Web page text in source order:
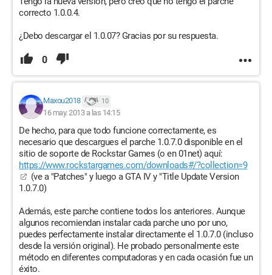
correcto 1.0.0.4.
¿Debo descargar el 1.0.07? Gracias por su respuesta.
0
Maxou2018 10
16 may. 2013 a las 14:15
De hecho, para que todo funcione correctamente, es
necesario que descargues el parche 1.0.7.0 disponible en el
sitio de soporte de Rockstar Games (o en 01net) aquí:
https://www.rockstargames.com/downloads#/?collection=9
(ve a "Patches" y luego a GTA IV y "Title Update Version
1.0.7.0)
Además, este parche contiene todos los anteriores. Aunque
algunos recomiendan instalar cada parche uno por uno,
puedes perfectamente instalar directamente el 1.0.7.0 (incluso
desde la versión original). He probado personalmente este
método en diferentes computadoras y en cada ocasión fue un
éxito.